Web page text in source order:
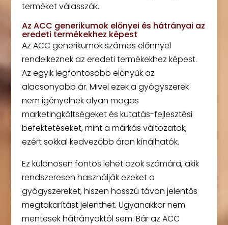
terméket válasszák.
Az ACC generikumok előnyei és hátrányai az
eredeti termékekhez képest
Az ACC generikumok számos előnnyel
rendelkeznek az eredeti termékekhez képest.
Az egyik legfontosabb előnyük az
alacsonyabb ár. Mivel ezek a gyógyszerek
nem igényelnek olyan magas
marketingköltségeket és kutatás-fejlesztési
befektetéseket, mint a márkás változatok,
ezért sokkal kedvezőbb áron kínálhatók.
Ez különösen fontos lehet azok számára, akik
rendszeresen használják ezeket a
gyógyszereket, hiszen hosszú távon jelentős
megtakarítást jelenthet. Ugyanakkor nem
mentesek hátrányoktól sem. Bár az ACC